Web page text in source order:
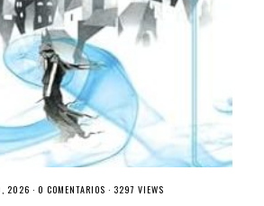
2026 · 0 COMENTARIOS · 3297 VIEWS